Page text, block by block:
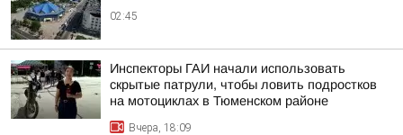
02:45
Инспекторы ГАИ начали использовать
скрытые патрули, чтобы ловить подростков
на мотоциклах в Тюменском районе
Вчера, 18:09